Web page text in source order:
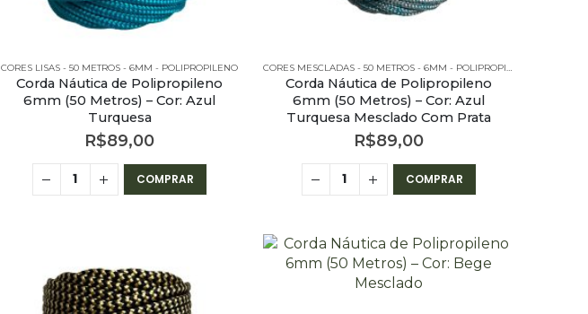
CORES LISAS - 50 METROS - 6MM - POLIPROPILENO
Corda Náutica de Polipropileno
6mm (50 Metros) – Cor: Azul
Turquesa
R$89,00
COMPRAR
CORES MESCLADAS - 50 METROS - 6MM - POLIPROPILENO
Corda Náutica de Polipropileno
6mm (50 Metros) – Cor: Azul
Turquesa Mesclado Com Prata
R$89,00
COMPRAR